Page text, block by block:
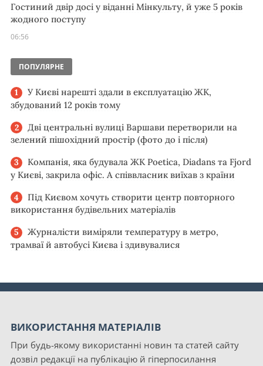
Гостиний двір досі у віданні Мінкульту, й уже 5 років
жодного поступу
06:56
ПОПУЛЯРНЕ
У Києві нарешті здали в експлуатацію ЖК,
збудований 12 років тому
Дві центральні вулиці Варшави перетворили на
зелений пішохідний простір (фото до і після)
Компанія, яка будувала ЖК Poetica, Diadans та Fjord
у Києві, закрила офіс. А співвласник виїхав з країни
Під Києвом хочуть створити центр повторного
використання будівельних матеріалів
Журналісти виміряли температуру в метро,
трамваї й автобусі Києва і здивувалися
ВИКОРИСТАННЯ МАТЕРІАЛІВ
При будь-якому використанні новин та статей сайту
дозвіл редакції на публікацію й гіперпосилання